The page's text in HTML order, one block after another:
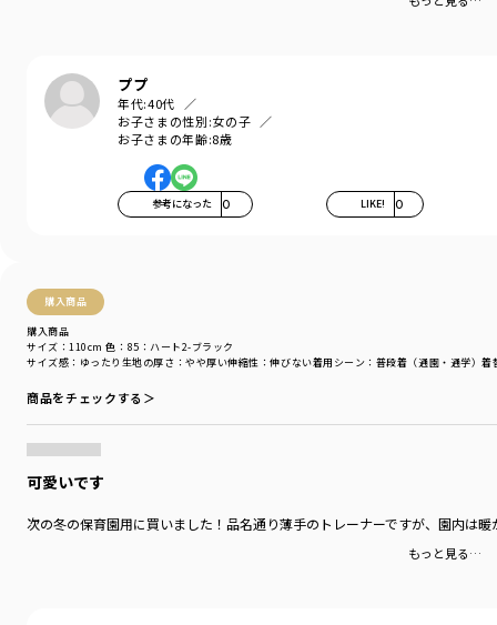
ププ
年代:40代
お子さまの性別:女の子
お子さまの年齢:8歳
参考になった 0 LIKE! 0
購入商品
購入商品
サイズ感 ：ゆったり 生地の厚さ ：やや厚い伸縮性 ：伸びない着用シーン ：普段着（通園・通学）着
サイズ：110cm 色：85：ハート2-ブラック
商品をチェックする＞
可愛いです
次の冬の保育園用に買いました！品名通り薄手のトレーナーですが、園内は
もっと見る…
デイリーウェアをご提案する新レーベルです
伸縮性：あり
91ケーキ2-キナリ/ややあり
92ワッフル-キナリ/ややあり
＃お揃い＃お揃いコーデ
＃ペア＃ペアコーデ
＃リンク＃リンクコーデ
＃ユニセックス＃スウェット
着用イメージ/カラー：31：ハート１_ピンク
モデル：身長105.0cm 体重16kg
サイズ：サイズ110
シーズン
／アウトレット